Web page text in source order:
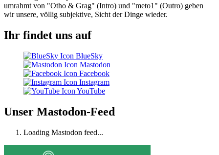
umrahmt von "Otho & Grag" (Intro) und "meto1" (Outro) geben
wir unsere, völlig subjektive, Sicht der Dinge wieder.
Ihr findet uns auf
BlueSky
Mastodon
Facebook
Instagram
YouTube
Unser Mastodon-Feed
Loading Mastodon feed...